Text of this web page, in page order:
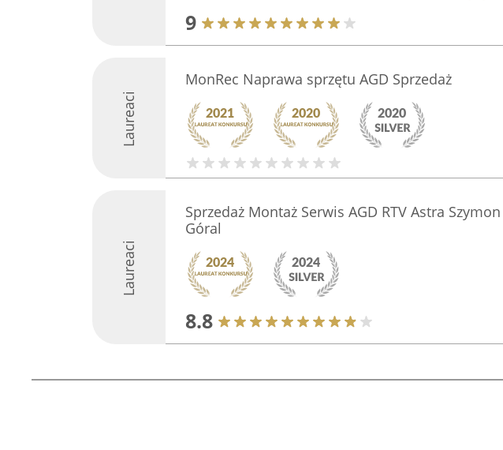
9
Laureaci
MonRec Naprawa sprzętu AGD Sprzedaż
Laureaci
Sprzedaż Montaż Serwis AGD RTV Astra Szymon
Góral
8.8